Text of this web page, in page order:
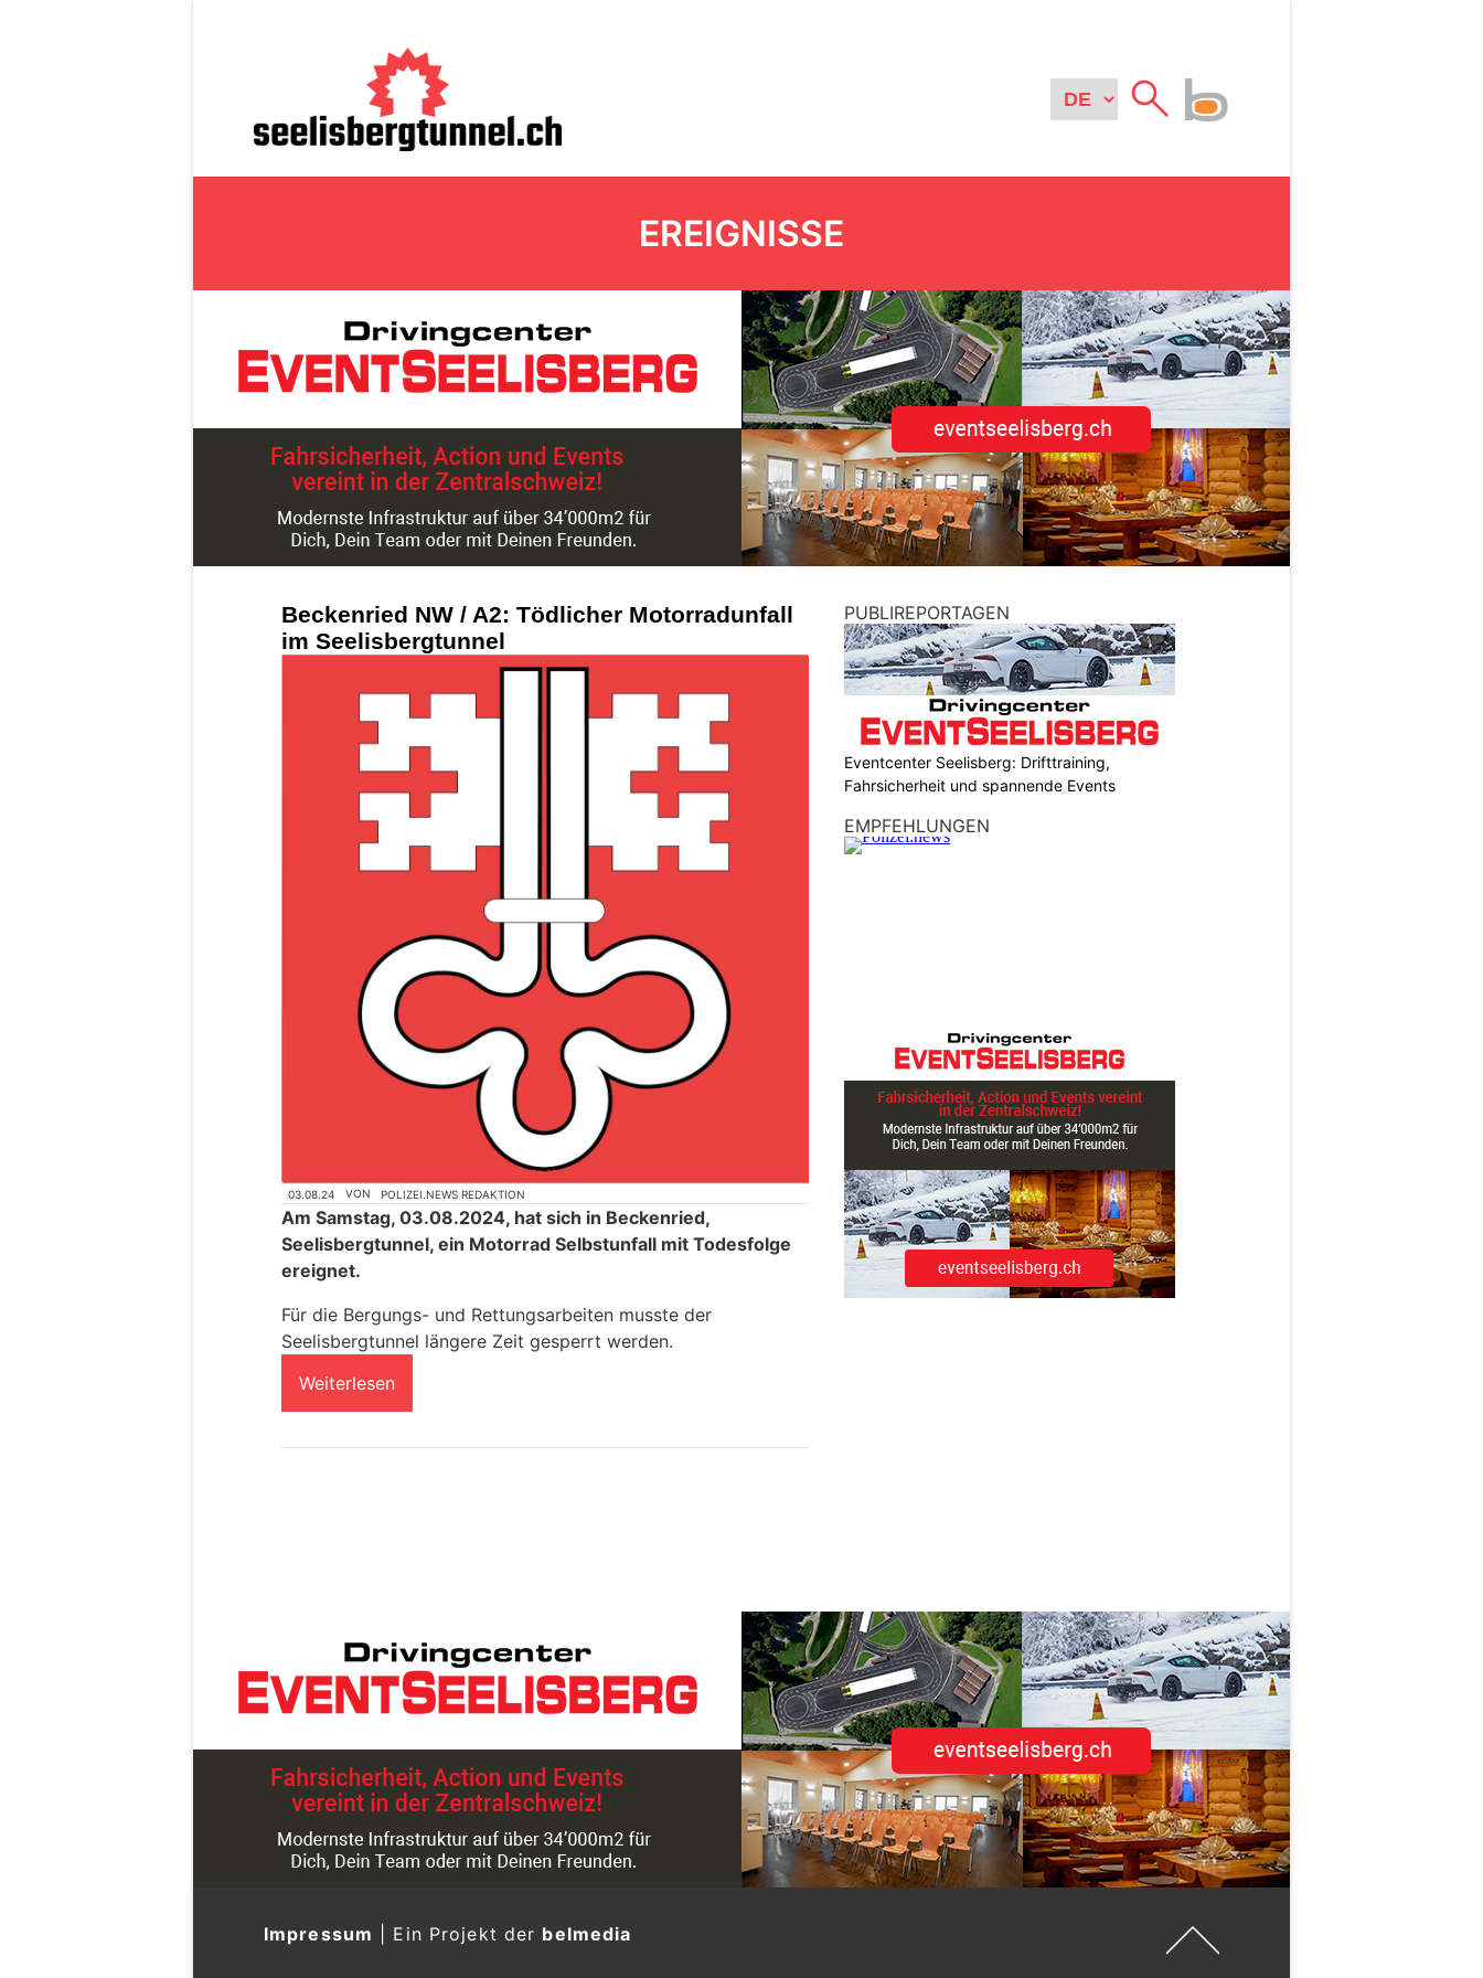
EREIGNISSE
Beckenried NW / A2: Tödlicher Motorradunfall
im Seelisbergtunnel
03.08.24 VON POLIZEI.NEWS REDAKTION
Am Samstag, 03.08.2024, hat sich in Beckenried,
Seelisbergtunnel, ein Motorrad Selbstunfall mit Todesfolge
ereignet.
Für die Bergungs- und Rettungsarbeiten musste der
Seelisbergtunnel längere Zeit gesperrt werden.
Weiterlesen
PUBLIREPORTAGEN
Eventcenter Seelisberg: Drifttraining,
Fahrsicherheit und spannende Events
EMPFEHLUNGEN
Impressum Ein Projekt der belmedia